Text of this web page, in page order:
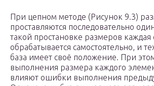
При цепном методе (Рисунок 9.3)
проставляются последовательно
такой простановке размеров каждая
обрабатывается самостоятельно, и
база имеет своё положение. При
выполнения размера каждого
влияют ошибки выполнения